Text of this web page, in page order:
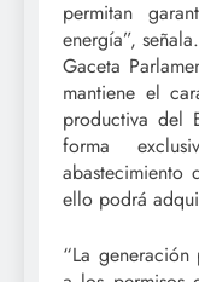
permitan
energía”,
Gaceta
mantiene el
productiva del
forma
abastecimiento
ello podrá
“La